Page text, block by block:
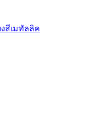
สีเมทัลลิค